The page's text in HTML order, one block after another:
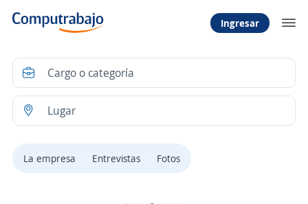
Ingresar
La empresa Entrevistas Fotos